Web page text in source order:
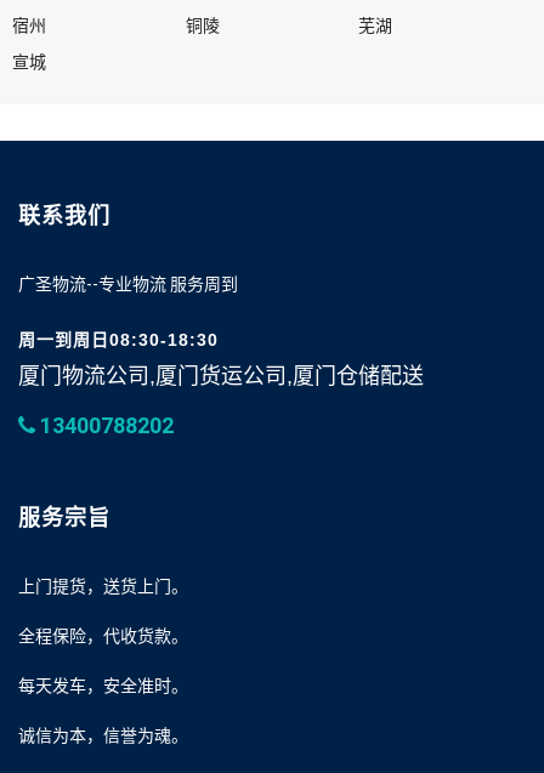
宿州
铜陵
芜湖
宣城
联系我们
广圣物流--专业物流 服务周到
周一到周日08:30-18:30
厦门物流公司,厦门货运公司,厦门仓储配送
13400788202
服务宗旨
上门提货，送货上门。
全程保险，代收货款。
每天发车，安全准时。
诚信为本，信誉为魂。